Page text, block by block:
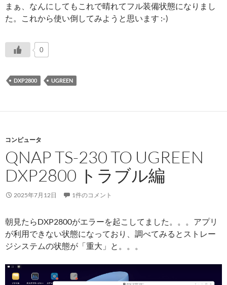
まぁ、なんにしてもこれで晴れてフル装備状態になりまし
た。これから使い倒してみようと思います :-)
0
DXP2800 UGREEN
コンピュータ
QNAP TS-230 TO UGREEN
DXP2800 トラブル編
2025年7月12日 1件のコメント
朝見たらDXP2800がエラーを起こしてました。。。アプリ
が利用できない状態になっており、調べてみるとストレー
ジシステムの状態が「重大」と。。。